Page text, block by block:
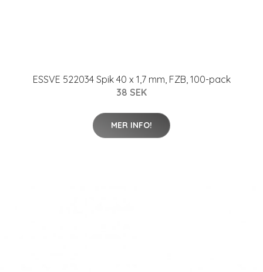
ESSVE 522034 Spik 40 x 1,7 mm, FZB, 100-pack
38 SEK
MER INFO!